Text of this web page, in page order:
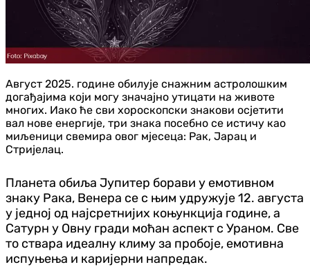
Август 2025. године обилује снажним астролошким
догађајима који могу значајно утицати на животе
многих. Иако ће сви хороскопски знакови осјетити
вал нове енергије, три знака посебно се истичу као
миљеници свемира овог мјесеца: Рак, Јарац и
Стријелац.
Планета обиља Јупитер борави у емотивном
знаку Рака, Венера се с њим удружује 12. августа
у једној од најсретнијих коњункција године, а
Сатурн у Овну гради моћан аспект с Ураном. Све
то ствара идеалну климу за пробоје, емотивна
испуњења и каријерни напредак.